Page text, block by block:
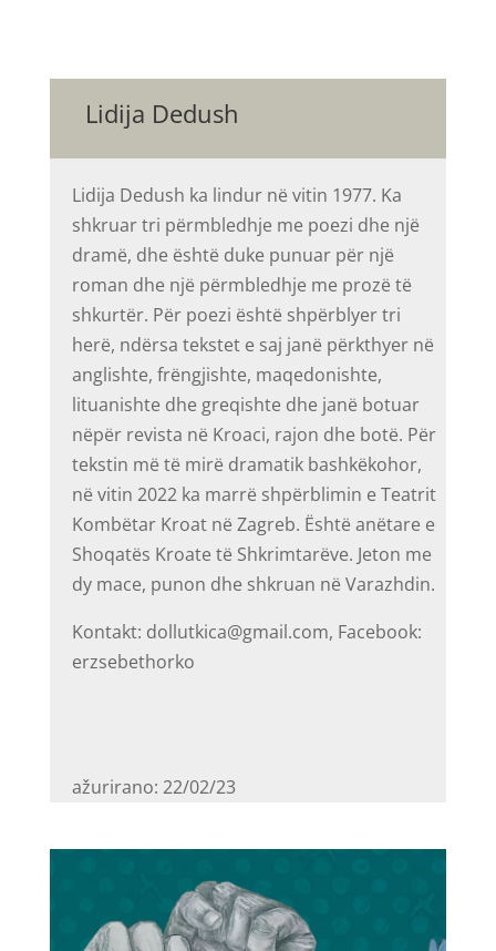
Lidija Dedush
Lidija Dedush ka lindur në vitin 1977. Ka
shkruar tri përmbledhje me poezi dhe një
dramë, dhe është duke punuar për një
roman dhe një përmbledhje me prozë të
shkurtër. Për poezi është shpërblyer tri
herë, ndërsa tekstet e saj janë përkthyer në
anglishte, frëngjishte, maqedonishte,
lituanishte dhe greqishte dhe janë botuar
nëpër revista në Kroaci, rajon dhe botë. Për
tekstin më të mirë dramatik bashkëkohor,
në vitin 2022 ka marrë shpërblimin e Teatrit
Kombëtar Kroat në Zagreb. Është anëtare e
Shoqatës Kroate të Shkrimtarëve. Jeton me
dy mace, punon dhe shkruan në Varazhdin.
Kontakt: dollutkica@gmail.com, Facebook:
erzsebethorko
ažurirano: 22/02/23